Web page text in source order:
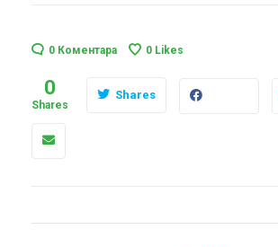
0 Коментара 0 Likes
0
Shares
Shares